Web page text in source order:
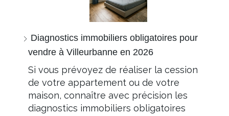
Diagnostics immobiliers obligatoires pour
vendre à Villeurbanne en 2026
Si vous prévoyez de réaliser la cession
de votre appartement ou de votre
maison, connaître avec précision les
diagnostics immobiliers obligatoires